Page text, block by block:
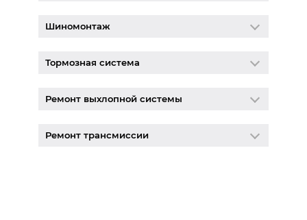
Шиномонтаж
Тормозная система
Ремонт выхлопной системы
Ремонт трансмиссии